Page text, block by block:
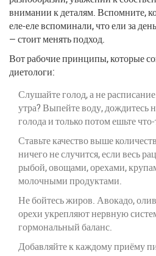
внимании к деталям. Вспомните,
еле-еле вспоминали, что ели за
— стоит менять подход.
Вот рабочие принципы, которые
диетологи:
Слушайте голод, а не
утра? Выпейте воду, дождитесь
голода и только потом ешьте
Ставьте качество выше
ничего не случится, если весь
рыбой, овощами, орехами,
молочными продуктами.
Не бойтесь жиров. Авокадо,
орехи укрепляют нервную
гормональный баланс.
Добавляйте к каждому приёму